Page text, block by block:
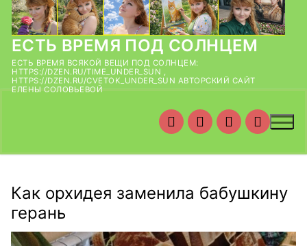
Перейти
содержимому
ЕСТЬ ВРЕМЯ ПОД СОЛНЦЕМ
ЕСТЬ ВРЕМЯ ВСЯКОЙ ВЕЩИ ПОД СОЛНЦЕМ:
HTTPS://DZEN.RU/TIME_UNDER_SUN ,
HTTPS://DZEN.RU/CVETOK_UNDER_SUN АВТОРСКИЙ САЙТ
ЕЛЕНЫ СОЛОВЬЕВОЙ
Как орхидея заменила бабушкину
герань